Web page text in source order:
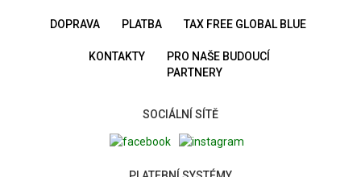
DOPRAVA PLATBA TAX FREE GLOBAL BLUE
KONTAKTY
PRO NAŠE BUDOUCÍ
PARTNERY
SOCIÁLNÍ SÍTĚ